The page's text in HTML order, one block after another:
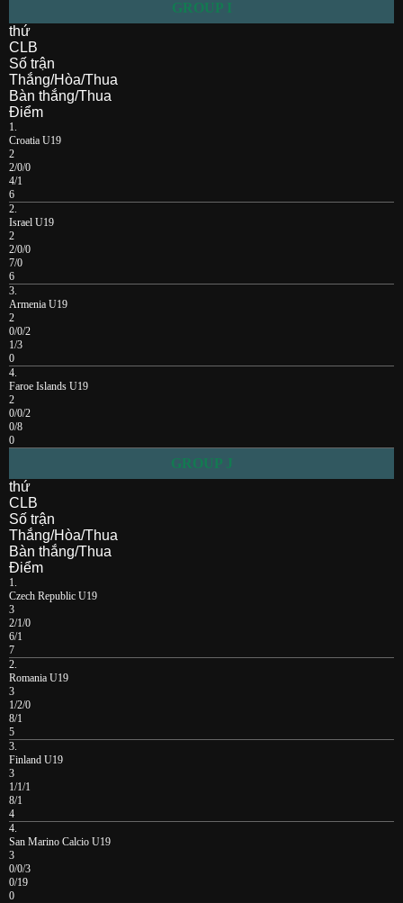
GROUP I
thứ
CLB
Số trận
Thắng/Hòa/Thua
Bàn thắng/Thua
Điểm
1.
Croatia U19
2
2/0/0
4/1
6
2.
Israel U19
2
2/0/0
7/0
6
3.
Armenia U19
2
0/0/2
1/3
0
4.
Faroe Islands U19
2
0/0/2
0/8
0
GROUP J
thứ
CLB
Số trận
Thắng/Hòa/Thua
Bàn thắng/Thua
Điểm
1.
Czech Republic U19
3
2/1/0
6/1
7
2.
Romania U19
3
1/2/0
8/1
5
3.
Finland U19
3
1/1/1
8/1
4
4.
San Marino Calcio U19
3
0/0/3
0/19
0